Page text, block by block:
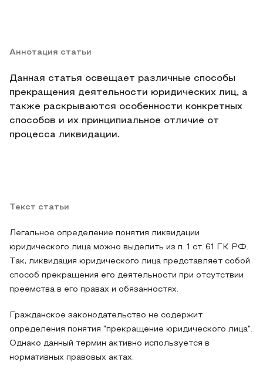
Аннотация статьи
Данная статья освещает различные способы
прекращения деятельности юридических лиц, а
также раскрываются особенности конкретных
способов и их принципиальное отличие от
процесса ликвидации.
Текст статьи
Легальное определение понятия ликвидации
юридического лица можно выделить из п. 1 ст. 61 ГК РФ.
Так, ликвидация юридического лица представляет собой
способ прекращения его деятельности при отсутствии
преемства в его правах и обязанностях.
Гражданское законодательство не содержит
определения понятия "прекращение юридического лица".
Однако данный термин активно используется в
нормативных правовых актах.